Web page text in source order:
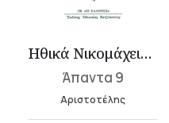
Ηθικά Νικομάχεια 3 (Θ-Κ)
Άπαντα 9
Αριστοτέλης